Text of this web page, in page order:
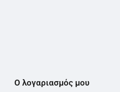
Ο λογαριασμός μου